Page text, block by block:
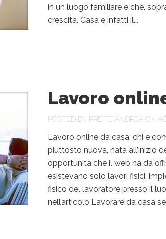
in un luogo familiare e che,
crescita. Casa è infatti il...
Lavoro
POSTED BY PREITE ANDREA ON
Lavoro online da casa: chi e
piuttosto nuova, nata all’inizio
opportunità che il web ha da
esistevano solo lavori fisici,
fisico del lavoratore presso il
nell’articolo Lavorare da casa